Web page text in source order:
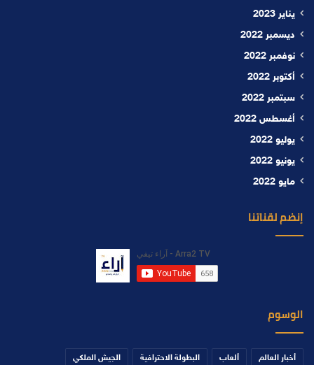
يناير 2023
ديسمبر 2022
نوفمبر 2022
أكتوبر 2022
سبتمبر 2022
أغسطس 2022
يوليو 2022
يونيو 2022
مايو 2022
إنضم لقناتنا
الوسوم
أخبار العالم ألعاب البطولة الاحترافية الجيش الملكي